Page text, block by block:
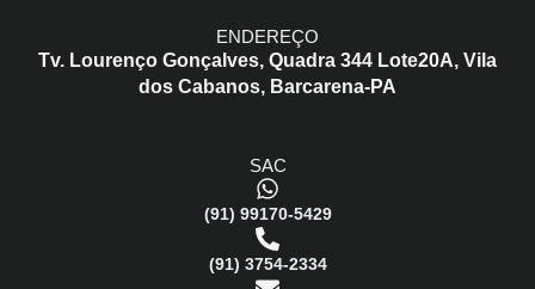
SAC
(91) 99170-5429
(91) 3754-2334
ENDEREÇO
Tv. Lourenço Gonçalves, Quadra 344 Lote20A, Vila
dos Cabanos, Barcarena-PA